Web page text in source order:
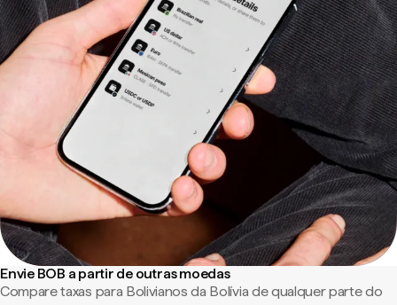
Envie BOB a partir de outras moedas
Compare taxas para Bolivianos da Bolívia de qualquer parte do